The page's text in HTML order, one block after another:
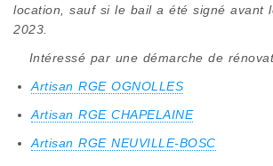
location, sauf si le bail a été signé avant
2023.
Intéressé par une démarche de
Artisan RGE OGNOLLES
Artisan RGE CHAPELAINE
Artisan RGE NEUVILLE-BOSC